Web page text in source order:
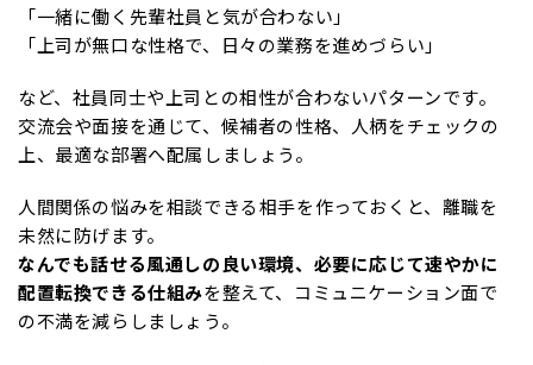
「一緒に働く先輩社員と気が合わない」
「上司が無口な性格で、日々の業務を進めづらい」
など、社員同士や上司との相性が合わないパターンです。
交流会や面接を通じて、候補者の性格、人柄をチェックの
上、最適な部署へ配属しましょう。
人間関係の悩みを相談できる相手を作っておくと、離職を
未然に防げます。
なんでも話せる風通しの良い環境、必要に応じて速やかに
配置転換できる仕組みを整えて、コミュニケーション面で
の不満を減らしましょう。